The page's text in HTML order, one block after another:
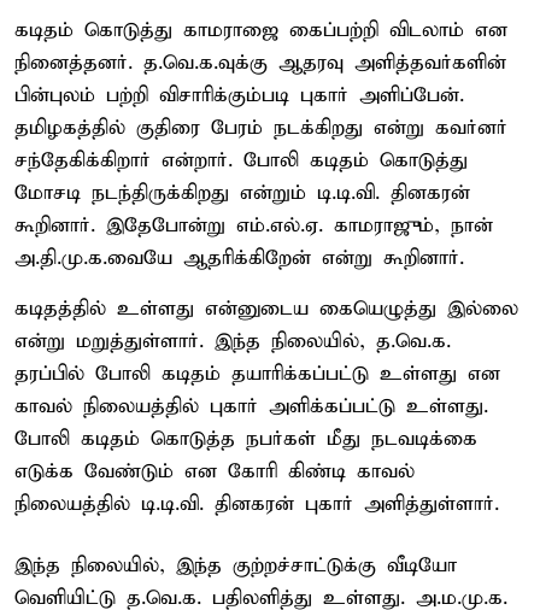
கடிதம் கொடுத்து காமராஜை கைப்பற்றி விடலாம் என
நினைத்தனர். த.வெ.க.வுக்கு ஆதரவு அளித்தவர்களின்
பின்புலம் பற்றி விசாரிக்கும்படி புகார் அளிப்பேன்.
தமிழகத்தில் குதிரை பேரம் நடக்கிறது என்று கவர்னர்
சந்தேகிக்கிறார் என்றார். போலி கடிதம் கொடுத்து
மோசடி நடந்திருக்கிறது என்றும் டி.டி.வி. தினகரன்
கூறினார். இதேபோன்று எம்.எல்.ஏ. காமராஜும், நான்
அ.தி.மு.க.வையே ஆதரிக்கிறேன் என்று கூறினார்.
கடிதத்தில் உள்ளது என்னுடைய கையெழுத்து இல்லை
என்று மறுத்துள்ளார். இந்த நிலையில், த.வெ.க.
தரப்பில் போலி கடிதம் தயாரிக்கப்பட்டு உள்ளது என
காவல் நிலையத்தில் புகார் அளிக்கப்பட்டு உள்ளது.
போலி கடிதம் கொடுத்த நபர்கள் மீது நடவடிக்கை
எடுக்க வேண்டும் என கோரி கிண்டி காவல்
நிலையத்தில் டி.டி.வி. தினகரன் புகார் அளித்துள்ளார்.
இந்த நிலையில், இந்த குற்றச்சாட்டுக்கு வீடியோ
வெளியிட்டு த.வெ.க. பதிலளித்து உள்ளது. அ.ம.மு.க.